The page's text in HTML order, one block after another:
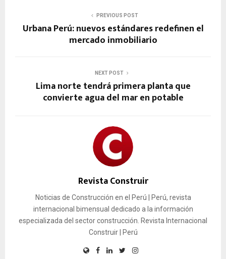
PREVIOUS POST
Urbana Perú: nuevos estándares redefinen el
mercado inmobiliario
NEXT POST
Lima norte tendrá primera planta que
convierte agua del mar en potable
Revista Construir
Noticias de Construcción en el Perú | Perú, revista
internacional bimensual dedicado a la información
especializada del sector construcción. Revista Internacional
Construir | Perú